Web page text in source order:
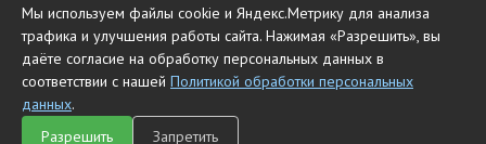
Мы используем файлы cookie и Яндекс.Метрику для анализа
трафика и улучшения работы сайта. Нажимая «Разрешить», вы
даёте согласие на обработку персональных данных в
соответствии с нашей Политикой обработки персональных
данных.
Разрешить
Запретить